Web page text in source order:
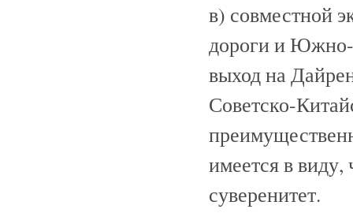
в) совместной
дороги и
выход на
Советско-
имеется в
суверенитет.